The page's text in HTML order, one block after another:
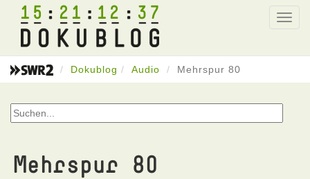
15 21 12 37
Dokublog Audio Mehrspur 80
Mehrspur 80